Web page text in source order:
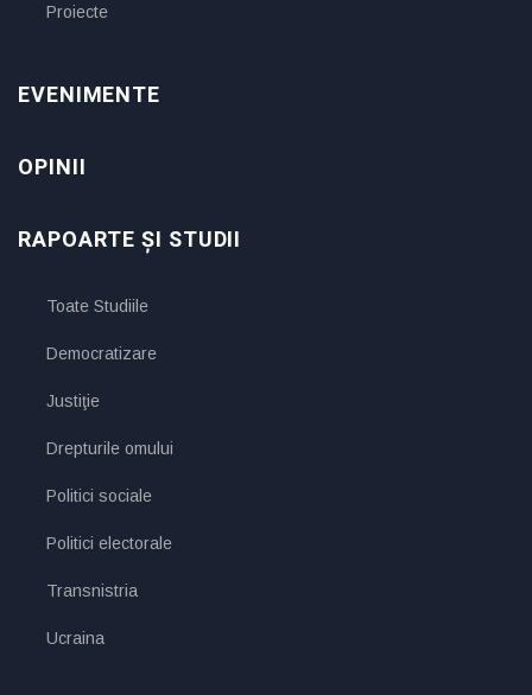
Proiecte
EVENIMENTE
OPINII
RAPOARTE ȘI STUDII
Toate Studiile
Democratizare
Justiţie
Drepturile omului
Politici sociale
Politici electorale
Transnistria
Ucraina